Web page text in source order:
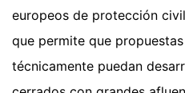
europeos de protección
que permite que
técnicamente puedan